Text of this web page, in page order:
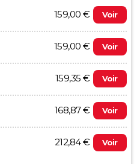
159,00 € Voir
159,00 € Voir
159,35 € Voir
168,87 € Voir
212,84 € Voir